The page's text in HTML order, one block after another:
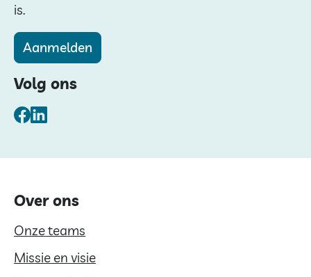
is.
Aanmelden
Volg ons
Facebook
LinkedIn
Over ons
Onze teams
Missie en visie